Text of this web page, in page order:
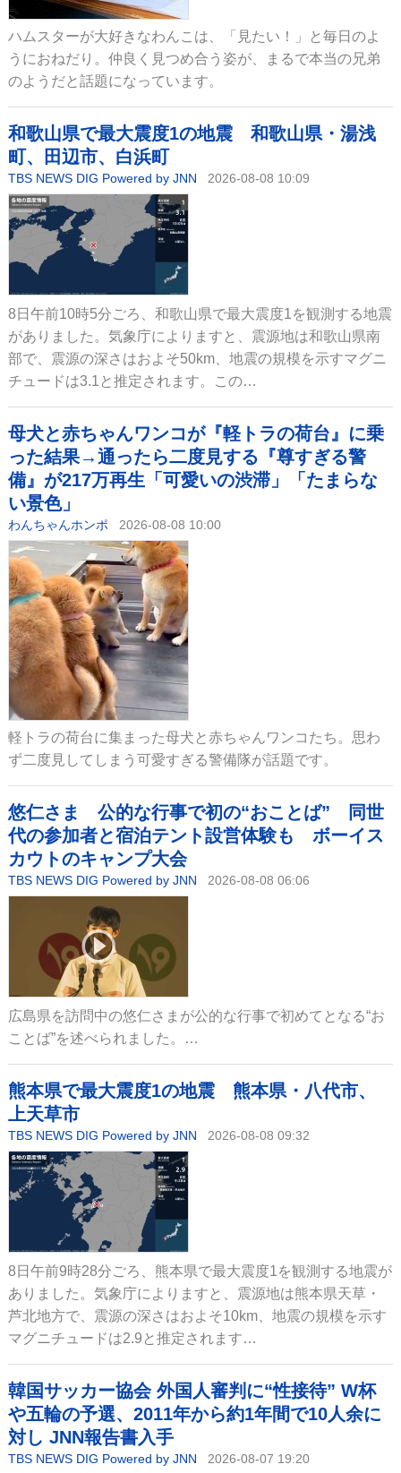
ハムスターが大好きなわんこは、「見たい！」と毎日のよ
うにおねだり。仲良く見つめ合う姿が、まるで本当の兄弟
のようだと話題になっています。
和歌山県で最大震度1の地震 和歌山県・湯浅
町、田辺市、白浜町
TBS NEWS DIG Powered by JNN 2026-08-08 10:09
8日午前10時5分ごろ、和歌山県で最大震度1を観測する地震
がありました。気象庁によりますと、震源地は和歌山県南
部で、震源の深さはおよそ50km、地震の規模を示すマグニ
チュードは3.1と推定されます。この…
母犬と赤ちゃんワンコが『軽トラの荷台』に乗
った結果→通ったら二度見する『尊すぎる警
備』が217万再生「可愛いの渋滞」「たまらな
い景色」
わんちゃんホンポ 2026-08-08 10:00
軽トラの荷台に集まった母犬と赤ちゃんワンコたち。思わ
ず二度見してしまう可愛すぎる警備隊が話題です。
悠仁さま 公的な行事で初の“おことば” 同世
代の参加者と宿泊テント設営体験も ボーイス
カウトのキャンプ大会
TBS NEWS DIG Powered by JNN 2026-08-08 06:06
広島県を訪問中の悠仁さまが公的な行事で初めてとなる“お
ことば”を述べられました。…
熊本県で最大震度1の地震 熊本県・八代市、
上天草市
TBS NEWS DIG Powered by JNN 2026-08-08 09:32
8日午前9時28分ごろ、熊本県で最大震度1を観測する地震が
ありました。気象庁によりますと、震源地は熊本県天草・
芦北地方で、震源の深さはおよそ10km、地震の規模を示す
マグニチュードは2.9と推定されます…
韓国サッカー協会 外国人審判に“性接待” W杯
や五輪の予選、2011年から約1年間で10人余に
対し JNN報告書入手
TBS NEWS DIG Powered by JNN 2026-08-07 19:20